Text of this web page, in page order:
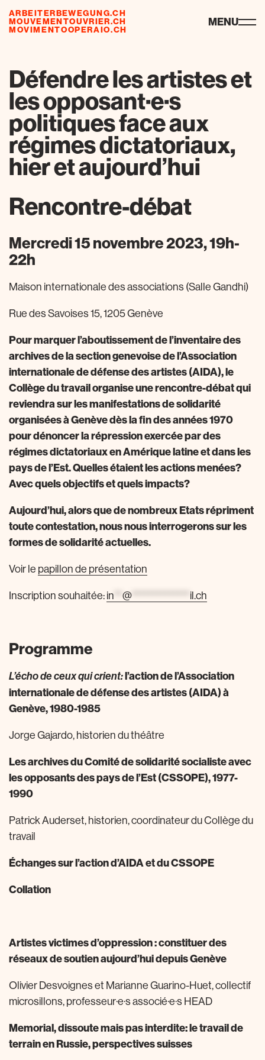
ARBEITERBEWEGUNG.CH
MOUVEMENTOUVRIER.CH
MOVIMENTOOPERAIO.CH
ressourcen MENU
Défendre les artistes et
les opposant·e·s
politiques face aux
régimes dictatoriaux,
hier et aujourd’hui
Rencontre-débat
Mercredi 15 novembre 2023, 19h-
22h
Maison internationale des associations (Salle Gandhi)
Rue des Savoises 15, 1205 Genève
Pour marquer l’aboutissement de l’inventaire des
archives de la section genevoise de l’Association
internationale de défense des artistes (AIDA), le
Collège du travail organise une rencontre-débat qui
reviendra sur les manifestations de solidarité
organisées à Genève dès la fin des années 1970
pour dénoncer la répression exercée par des
régimes dictatoriaux en Amérique latine et dans les
pays de l’Est. Quelles étaient les actions menées?
Avec quels objectifs et quels impacts?
Aujourd’hui, alors que de nombreux Etats répriment
toute contestation, nous nous interrogerons sur les
formes de solidarité actuelles.
Voir le papillon de présentation
Inscription souhaitée:in @ il.ch
Programme
L’écho de ceux qui crient:l’action de l’Association
internationale de défense des artistes (AIDA) à
Genève, 1980-1985
Jorge Gajardo, historien du théâtre
Les archives du Comité de solidarité socialiste avec
les opposants des pays de l’Est (CSSOPE), 1977-
1990
Patrick Auderset, historien, coordinateur du Collège du
travail
Échanges sur l’action d’AIDA et du CSSOPE
Collation
Artistes victimes d’oppression : constituer des
réseaux de soutien aujourd’hui depuis Genève
Olivier Desvoignes et Marianne Guarino-Huet, collectif
microsillons, professeur·e·s associé·e·s HEAD
Memorial, dissoute mais pas interdite: le travail de
terrain en Russie,perspectives suisses